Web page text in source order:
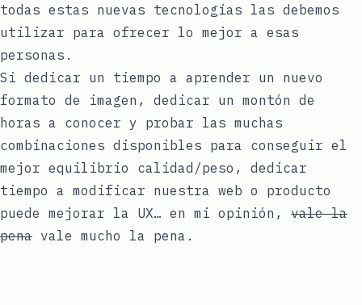
todas estas nuevas tecnologías las debemos
utilizar para ofrecer lo mejor a esas
personas.
Si dedicar un tiempo a aprender un nuevo
formato de imagen, dedicar un montón de
horas a conocer y probar las muchas
combinaciones disponibles para conseguir el
mejor equilibrio calidad/peso, dedicar
tiempo a modificar nuestra web o producto
puede mejorar la UX… en mi opinión, vale la
pena vale mucho la pena.